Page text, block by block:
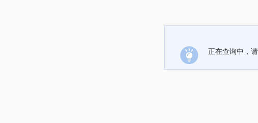
正在查询中，